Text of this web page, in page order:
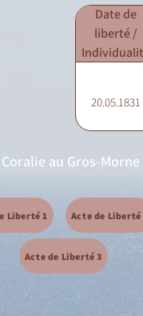
Date de
liberté /
20.05.1831
au Gros-Morne
Liberté 1 Acte de Liberté
Acte de Liberté 3